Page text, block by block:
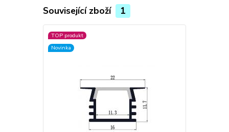
Související zboží 1
TOP produkt
Novinka